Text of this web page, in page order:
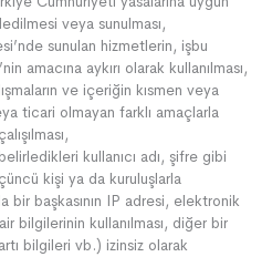
veya sunulması,
sunulan hizmetlerin, işbu
amacına aykırı olarak kullanılması,
ve içeriğin kısmen veya
ticari olmayan farklı amaçlarla
kullanıcı adı, şifre gibi
kişi ya da kuruluşlarla
bir başkasının IP adresi, elektronik
bilgilerinin kullanılması, diğer bir
bilgileri vb.) izinsiz olarak